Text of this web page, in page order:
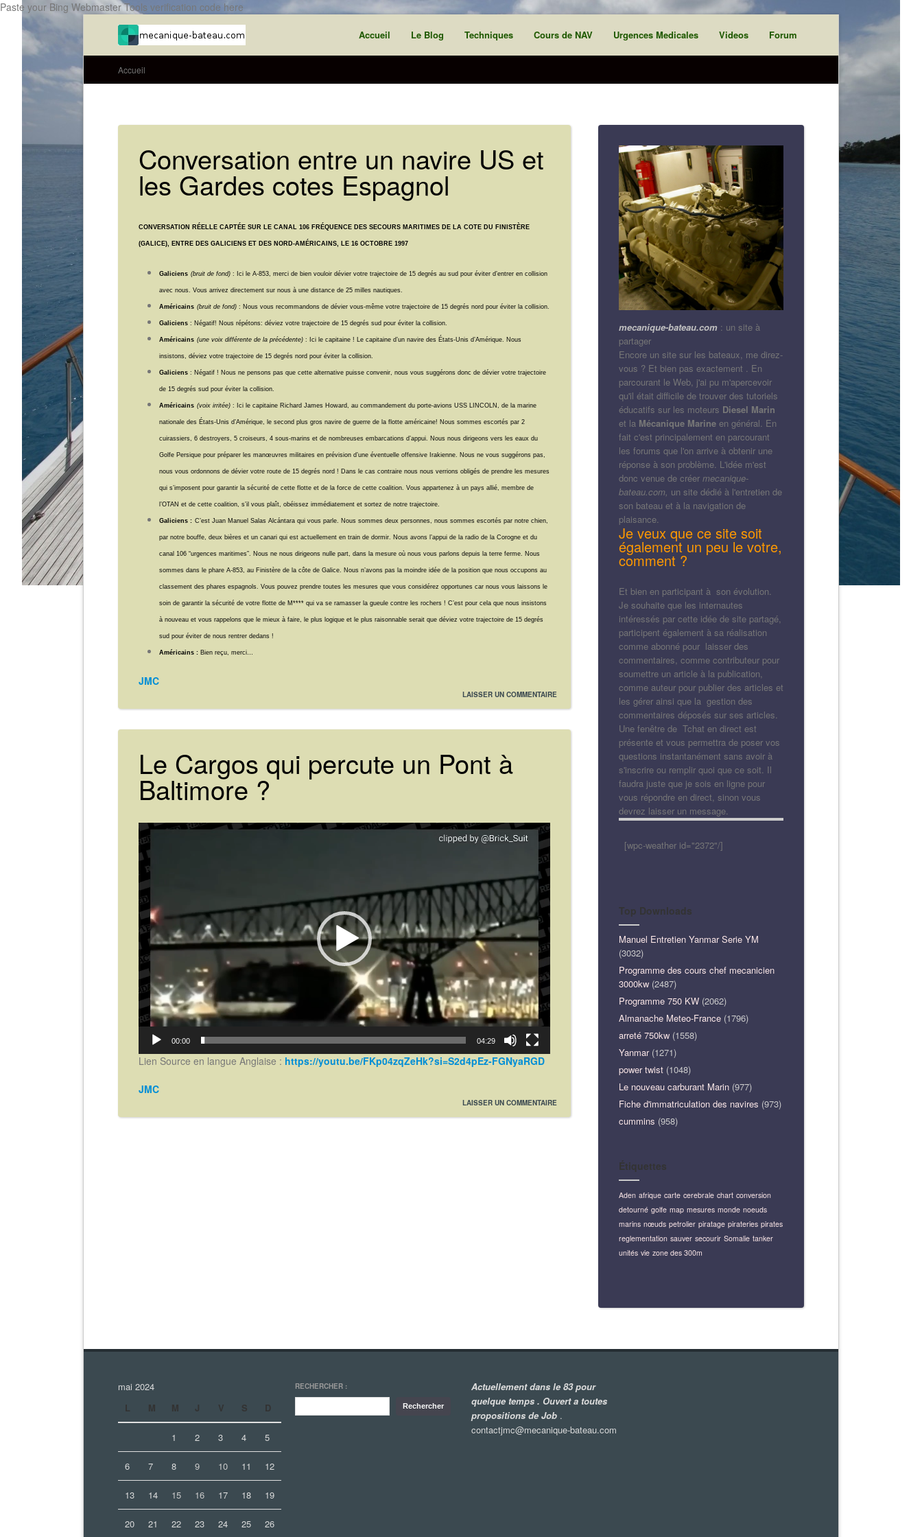
Paste your Bing Webmaster Tools verification code here
Accueil Le Blog Techniques Cours de NAV Urgences Medicales Videos Forum
Accueil
Conversation entre un navire US et
les Gardes cotes Espagnol
CONVERSATION RÉELLE CAPTÉE SUR LE CANAL 106 FRÉQUENCE DES SECOURS MARITIMES DE LA COTE DU FINISTÈRE
(GALICE), ENTRE DES GALICIENS ET DES NORD-AMÉRICAINS, LE 16 OCTOBRE 1997
Galiciens (bruit de fond) : Ici le A-853, merci de bien vouloir dévier votre trajectoire de 15 degrés au sud pour éviter d’entrer en collision
avec nous. Vous arrivez directement sur nous à une distance de 25 milles nautiques.
Américains (bruit de fond) : Nous vous recommandons de dévier vous-même votre trajectoire de 15 degrés nord pour éviter la collision.
Galiciens : Négatif! Nous répétons: déviez votre trajectoire de 15 degrés sud pour éviter la collision.
Américains (une voix différente de la précédente) : Ici le capitaine ! Le capitaine d’un navire des États-Unis d’Amérique. Nous
insistons, déviez votre trajectoire de 15 degrés nord pour éviter la collision.
Galiciens : Négatif ! Nous ne pensons pas que cette alternative puisse convenir, nous vous suggérons donc de dévier votre trajectoire
de 15 degrés sud pour éviter la collision.
Américains (voix irritée) : Ici le capitaine Richard James Howard, au commandement du porte-avions USS LINCOLN, de la marine
nationale des États-Unis d’Amérique, le second plus gros navire de guerre de la flotte américaine! Nous sommes escortés par 2
cuirassiers, 6 destroyers, 5 croiseurs, 4 sous-marins et de nombreuses embarcations d’appui. Nous nous dirigeons vers les eaux du
Golfe Persique pour préparer les manœuvres militaires en prévision d’une éventuelle offensive Irakienne. Nous ne vous suggérons pas,
nous vous ordonnons de dévier votre route de 15 degrés nord ! Dans le cas contraire nous nous verrions obligés de prendre les mesures
qui s’imposent pour garantir la sécurité de cette flotte et de la force de cette coalition. Vous appartenez à un pays allié, membre de
l’OTAN et de cette coalition, s’il vous plaît, obéissez immédiatement et sortez de notre trajectoire.
Galiciens : C’est Juan Manuel Salas Alcántara qui vous parle. Nous sommes deux personnes, nous sommes escortés par notre chien,
par notre bouffe, deux bières et un canari qui est actuellement en train de dormir. Nous avons l’appui de la radio de la Corogne et du
canal 106 “urgences maritimes”. Nous ne nous dirigeons nulle part, dans la mesure où nous vous parlons depuis la terre ferme. Nous
sommes dans le phare A-853, au Finistère de la côte de Galice. Nous n’avons pas la moindre idée de la position que nous occupons au
classement des phares espagnols. Vous pouvez prendre toutes les mesures que vous considérez opportunes car nous vous laissons le
soin de garantir la sécurité de votre flotte de M**** qui va se ramasser la gueule contre les rochers ! C’est pour cela que nous insistons
à nouveau et vous rappelons que le mieux à faire, le plus logique et le plus raisonnable serait que déviez votre trajectoire de 15 degrés
sud pour éviter de nous rentrer dedans !
Américains : Bien reçu, merci…
JMC
LAISSER UN COMMENTAIRE
Le Cargos qui percute un Pont à
Baltimore ?
Lecteur
vidéo
00:00 04:29
Lien Source en langue Anglaise : https://youtu.be/FKp04zqZeHk?si=S2d4pEz-FGNyaRGD
JMC
LAISSER UN COMMENTAIRE
mecanique-bateau.com : un site à
partager
Encore un site sur les bateaux, me direz-
vous ? Et bien pas exactement . En
parcourant le Web, j'ai pu m'apercevoir
qu'il était difficile de trouver des tutoriels
éducatifs sur les moteurs Diesel Marin
et la Mécanique Marine en général. En
fait c'est principalement en parcourant
les forums que l'on arrive à obtenir une
réponse à son problème. L'idée m'est
donc venue de créer mecanique-
bateau.com, un site dédié à l'entretien de
son bateau et à la navigation de
plaisance.
Je veux que ce site soit
également un peu le votre,
comment ?
Et bien en participant à son évolution.
Je souhaite que les internautes
intéressés par cette idée de site partagé,
participent également à sa réalisation
comme abonné pour laisser des
commentaires, comme contributeur pour
soumettre un article à la publication,
comme auteur pour publier des articles et
les gérer ainsi que la gestion des
commentaires déposés sur ses articles.
Une fenêtre de Tchat en direct est
présente et vous permettra de poser vos
questions instantanément sans avoir à
s'inscrire ou remplir quoi que ce soit. Il
faudra juste que je sois en ligne pour
vous répondre en direct, sinon vous
devrez laisser un message.
[wpc-weather id="2372"/]
Top Downloads
Manuel Entretien Yanmar Serie YM
(3032)
Programme des cours chef mecanicien
3000kw (2487)
Programme 750 KW (2062)
Almanache Meteo-France (1796)
arreté 750kw (1558)
Yanmar(1271)
power twist (1048)
Le nouveau carburant Marin (977)
Fiche d'immatriculation des navires (973)
cummins (958)
Étiquettes
Aden afrique carte cerebrale chart conversion
detourné golfe map mesures monde noeuds
marins nœuds petrolier piratage pirateries pirates
reglementation sauver secourir Somalie tanker
unités vie zone des 300m
mai 2024
L
M M J V S D
1 2 3 4 5
6 7 8 9 10 11 12
13 14 15 16 17 18 19
20 21 22 23 24 25 26
RECHERCHER :
Actuellement dans le 83 pour
quelque temps . Ouvert a toutes
propositions de Job .
contactjmc@mecanique-bateau.com